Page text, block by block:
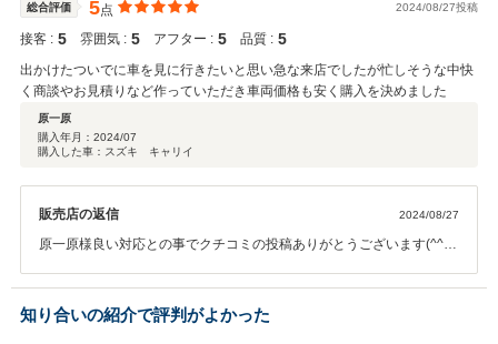
総合評価 5点 2024/08/27投稿
接客 : 5 雰囲気 : 5 アフター : 5 品質 : 5
出かけたついでに車を見に行きたいと思い急な来店でしたが忙しそうな中快
く商談やお見積りなど作っていただき車両価格も安く購入を決めました
原一原
購入年月： 2024/07
購入した車：スズキ キャリイ
販売店の返信 2024/08/27
原一原様良い対応との事でクチコミの投稿ありがとうございます(^^♪
う心がけておりますのでお褒め頂きとても嬉しく思います！今後とも
丁寧で迅速な対応を心掛けて参りますのでお車について何か御座いま
したらお気軽にご相談・ご連絡下さい！
知り合いの紹介で評判がよかった